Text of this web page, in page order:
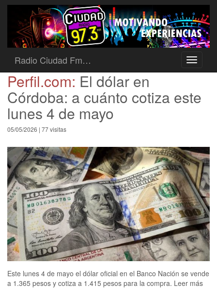
Toggle
Radio Ciudad Fm…
Perfil.com: El dólar en
Córdoba: a cuánto cotiza este
lunes 4 de mayo
05/05/2026 | 77 visitas
Este lunes 4 de mayo el dólar oficial en el Banco Nación se vende
a 1.365 pesos y cotiza a 1.415 pesos para la compra. Leer más